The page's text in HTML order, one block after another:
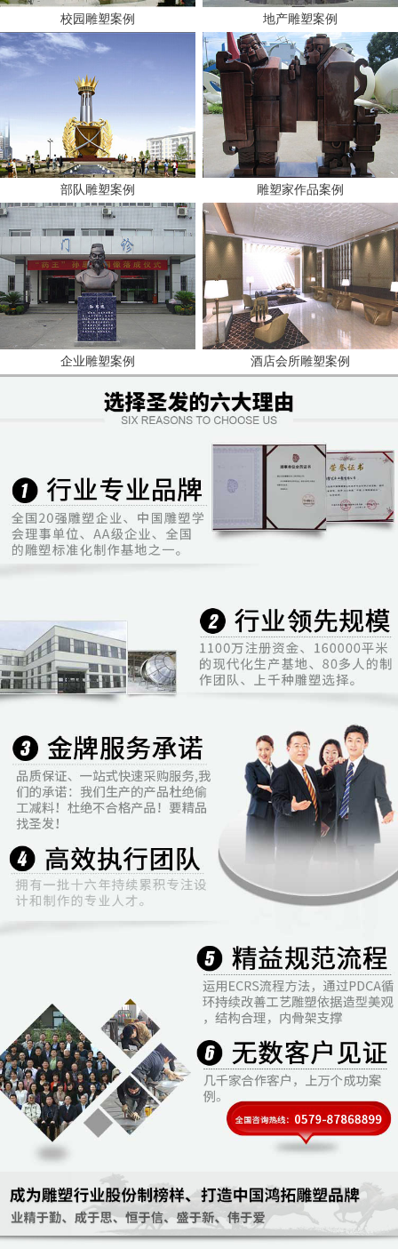
校园雕塑案例
部队雕塑案例
企业雕塑案例
地产雕塑案例
雕塑家作品案例
酒店会所雕塑案例